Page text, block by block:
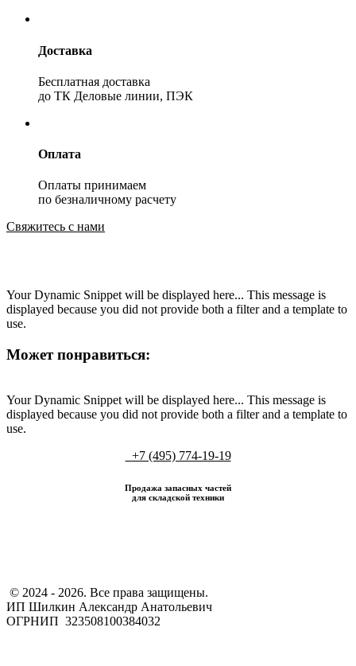
Доставка
Бесплатная доставка
до ТК Деловые линии, ПЭК
Оплата
Оплаты принимаем
по безналичному расчету
Свяжитесь с нами
Your Dynamic Snippet will be displayed here... This message is
displayed because you did not provide both a filter and a template to
use.
Может понравиться:
Your Dynamic Snippet will be displayed here... This message is
displayed because you did not provide both a filter and a template to
use.
+7 (495) 774-19-19
Продажа запасных частей
для складской техники
​ © 2024 - 2026. Все права защищены.
ИП Шилкин Александр Анатольевич
ОГРНИП 323508100384032